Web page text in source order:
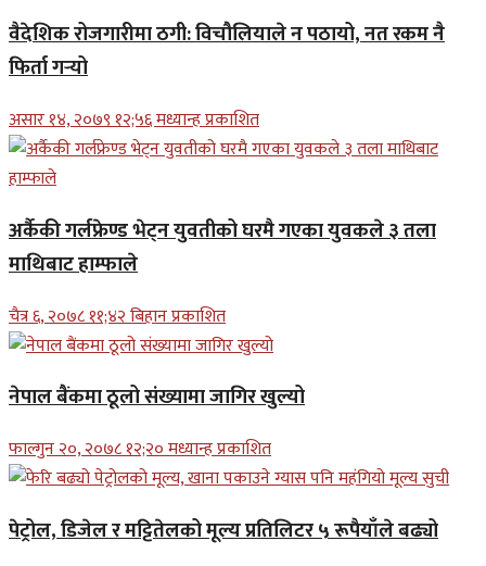
वैदेशिक रोजगारीमा ठगी: विचौलियाले न पठायो, नत रकम नै
फिर्ता गर्‍यो
असार १४, २०७९ १२;५६ मध्यान्ह प्रकाशित
अर्कैकी गर्लफ्रेण्ड भेट्न युवतीको घरमै गएका युवकले ३ तला
माथिबाट हाम्फाले
चैत्र ६, २०७८ ११;४२ बिहान प्रकाशित
नेपाल बैंकमा ठूलो संख्यामा जागिर खुल्यो
फाल्गुन २०, २०७८ १२;२० मध्यान्ह प्रकाशित
पेट्रोल, डिजेल र मट्टितेलको मूल्य प्रतिलिटर ५ रूपैयाँले बढ्यो